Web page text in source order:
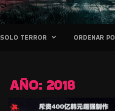
SOLO TERROR ORDENAR
AÑO: 2018